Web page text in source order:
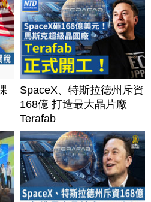
SpaceX、特斯拉德州斥資
168億 打造最大晶片廠
Terafab